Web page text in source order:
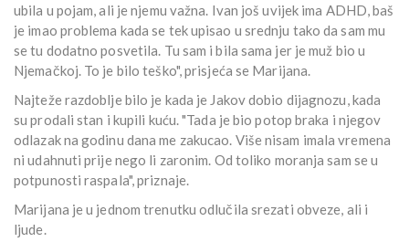
ubila u pojam, ali je njemu važna. Ivan još uvijek ima ADHD, baš
je imao problema kada se tek upisao u srednju tako da sam mu
se tu dodatno posvetila. Tu sam i bila sama jer je muž bio u
Njemačkoj. To je bilo teško", prisjeća se Marijana.
Najteže razdoblje bilo je kada je Jakov dobio dijagnozu, kada
su prodali stan i kupili kuću. "Tada je bio potop braka i njegov
odlazak na godinu dana me zakucao. Više nisam imala vremena
ni udahnuti prije nego li zaronim. Od toliko moranja sam se u
potpunosti raspala", priznaje.
Marijana je u jednom trenutku odlučila srezati obveze, ali i
ljude.